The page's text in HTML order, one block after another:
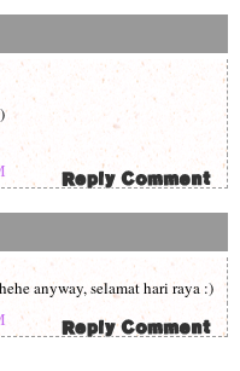
anyway, selamat hari raya :)